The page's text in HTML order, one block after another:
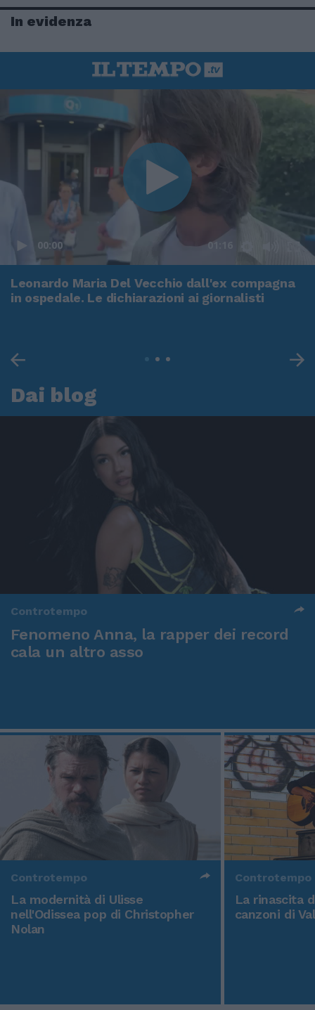
In evidenza
00:00 01:16
Leonardo Maria Del Vecchio dall'ex compagna
in ospedale. Le dichiarazioni ai giornalisti
Dai blog
Controtempo
Fenomeno Anna, la rapper dei record
cala un altro asso
Controtempo
La modernità di Ulisse
nell'Odissea pop di Christopher
Nolan
Controtempo
La rinascita
canzoni di